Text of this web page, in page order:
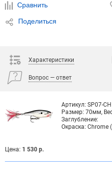
Сравнить
Поделиться
Характеристики
Вопрос — ответ
Артикул: SP07-CH
Размер: 70мм,
Заглубление:
Окраска: Chrome
Цена: 1 530 р.